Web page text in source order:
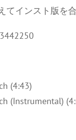
てインスト版を
(4:43)
(Instrumental)